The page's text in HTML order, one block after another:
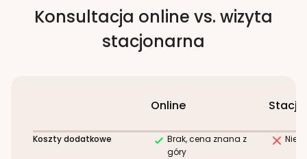
Konsultacja online vs. wizyta
stacjonarna
Online
Koszty dodatkowe
Brak, cena znana z
góry